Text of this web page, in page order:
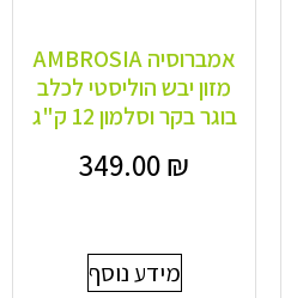
אמברוסיה AMBROSIA
מזון יבש הוליסטי לכלב
בוגר בקר וסלמון 12 ק"ג
349.00₪
מידע נוסף